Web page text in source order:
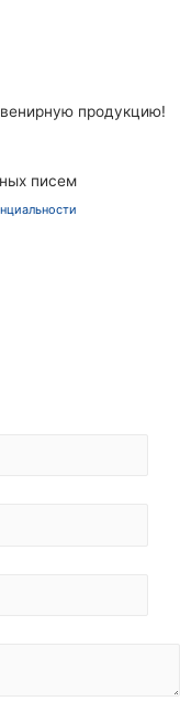
продукцию!
писем